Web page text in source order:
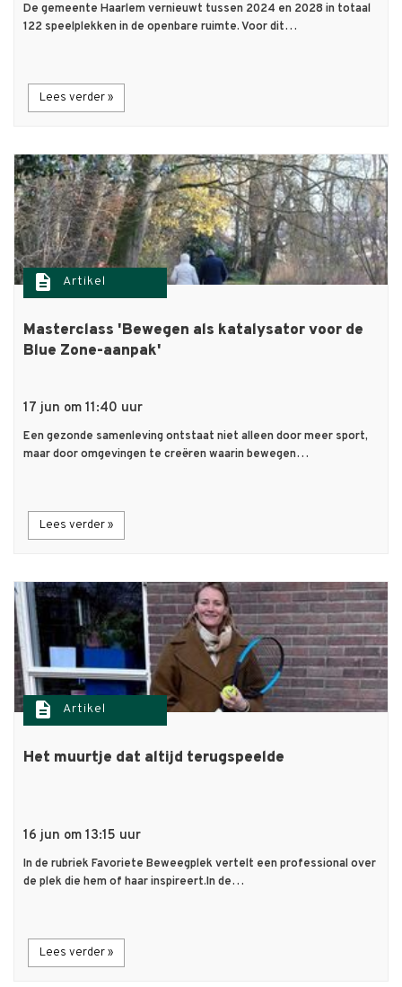
De gemeente Haarlem vernieuwt tussen 2024 en 2028 in totaal
122 speelplekken in de openbare ruimte. Voor dit…
Lees verder »
description Artikel
Masterclass 'Bewegen als katalysator voor de
Blue Zone-aanpak'
17 jun om 11:40 uur
Een gezonde samenleving ontstaat niet alleen door meer sport,
maar door omgevingen te creëren waarin bewegen…
Lees verder »
description Artikel
Het muurtje dat altijd terugspeelde
16 jun om 13:15 uur
In de rubriek Favoriete Beweegplek vertelt een professional over
de plek die hem of haar inspireert.In de…
Lees verder »